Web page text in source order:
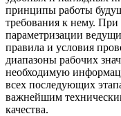
принципы работы
требования к нему.
параметризации
правила и условия
диапазоны рабочих
необходимую
всех последующих
важнейшим
качества.